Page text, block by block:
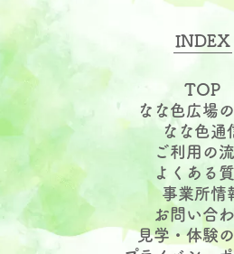
INDEX
TOP
なな色広場
なな色通
ご利用の
よくある
事業所情
お問い合
見学・体験